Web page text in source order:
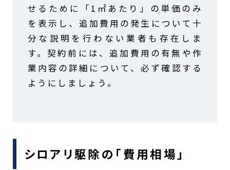
せるために「1㎡あたり」の単価のみ
を表示し、追加費用の発生について十
分な説明を行わない業者も存在しま
す。契約前には、追加費用の有無や作
業内容の詳細について、必ず確認する
ようにしましょう。
シロアリ駆除の「費用相場」